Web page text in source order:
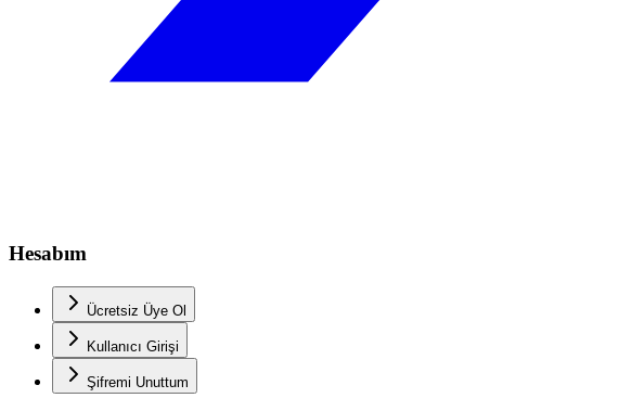
Hesabım
Ücretsiz Üye Ol
Kullanıcı Girişi
Şifremi Unuttum